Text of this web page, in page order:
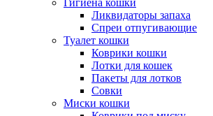
Гигиена кошки
Ликвидаторы запаха
Спреи отпугивающие
Туалет кошки
Коврики кошки
Лотки для кошек
Пакеты для лотков
Совки
Миски кошки